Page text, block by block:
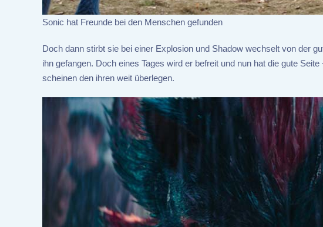
Sonic hat Freunde bei den Menschen gefunden
Doch dann stirbt sie bei einer Explosion und Shadow wechselt von der
ihn gefangen. Doch eines Tages wird er befreit und nun hat die gute
scheinen den ihren weit überlegen.